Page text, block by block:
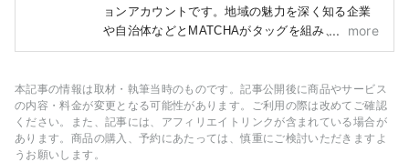
ョンアカウントです。地域の魅力を深く知る企業
や自治体などとMATCHAがタッグを組み、読者の
みなさまにまだ知られていない日本の魅力をお届
治体や企業などから得た情報をもとに作成してい
ます。
more
本記事の情報は取材・執筆当時のものです。記事公開後に商品やサービス
の内容・料金が変更となる可能性があります。ご利用の際は改めてご確認
ください。また、記事には、アフィリエイトリンクが含まれている場合が
あります。商品の購入、予約にあたっては、慎重にご検討いただきますよ
うお願いします。